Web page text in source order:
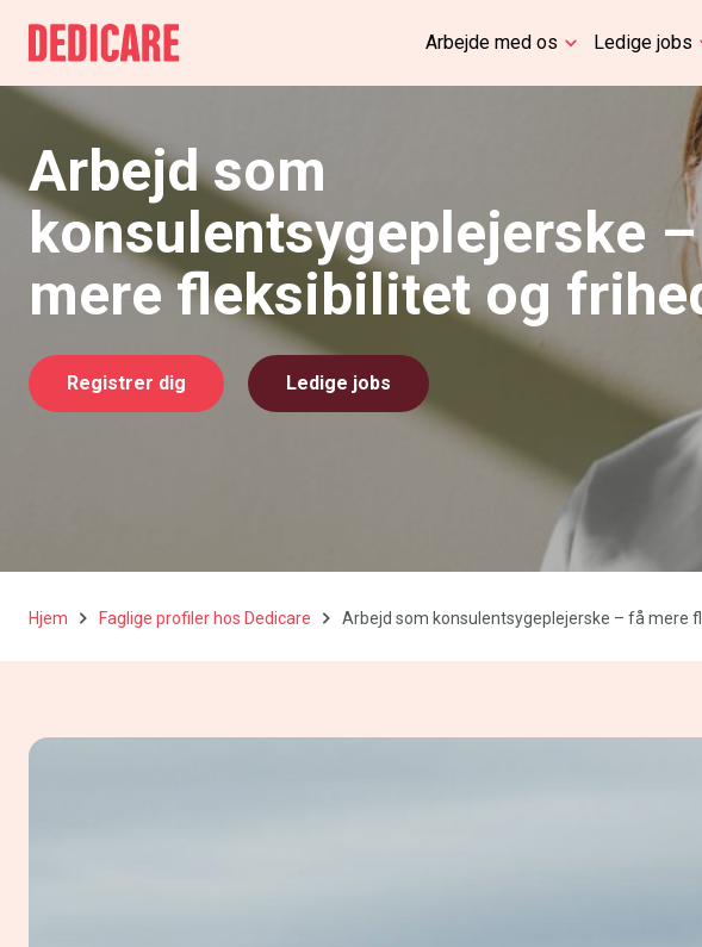
Arbejde med os Ledige jobs
Arbejd som
konsulentsygeplejerske
mere fleksibilitet og
Registrer dig Ledige jobs
Hjem Faglige profiler hos Dedicare Arbejd som konsulentsygeplejerske – få mere